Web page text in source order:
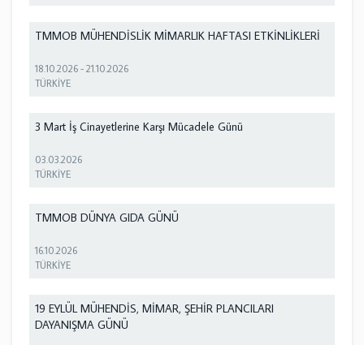
TMMOB MÜHENDİSLİK MİMARLIK HAFTASI ETKİNLİKLERİ
18.10.2026 -21.10.2026
TÜRKİYE
3 Mart İş Cinayetlerine Karşı Mücadele Günü
03.03.2026
TÜRKİYE
TMMOB DÜNYA GIDA GÜNÜ
16.10.2026
TÜRKİYE
19 EYLÜL MÜHENDİS, MİMAR, ŞEHİR PLANCILARI
DAYANIŞMA GÜNÜ